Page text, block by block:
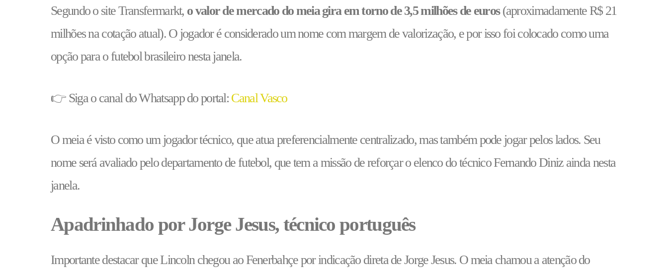
Segundo o site Transfermarkt, o valor de mercado do meia gira em torno de 3,5 milhões de euros(aproximadamente R$ 21
milhões na cotação atual). O jogador é considerado um nome com margem de valorização, e por isso foi colocado como uma
opção para o futebol brasileiro nesta janela.
👉 Siga o canal do Whatsapp do portal: Canal Vasco
O meia é visto como um jogador técnico, que atua preferencialmente centralizado, mas também pode jogar pelos lados. Seu
nome será avaliado pelo departamento de futebol, que tem a missão de reforçar o elenco do técnico Fernando Diniz ainda nesta
janela.
Apadrinhado por Jorge Jesus, técnico português
Importante destacar que Lincoln chegou ao Fenerbahçe por indicação direta de Jorge Jesus. O meia chamou a atenção do